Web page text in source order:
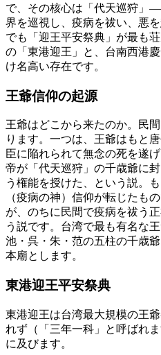
で、その核心は「代天巡狩」
界を巡視し、疫病を祓い、悪
でも「迎王平安祭典」が最も
の「東港迎王」と、台南西港
け名高い存在です。
王爺信仰の起源
王爺はどこから来たのか。民
ります。一つは、王爺はもと
臣に陥れられて無念の死を遂
帝が「代天巡狩」の千歳爺に
う権能を授けた、という説。
（疫病の神）信仰が転じたも
が、のちに民間で疫病を祓う
う説です。台湾で最も有名な
池・呉・朱・范の五柱の千歳
本廟とします。
東港迎王平安祭典
東港迎王は台湾最大規模の王
れず（「三年一科」と呼ばれ
に及びます。